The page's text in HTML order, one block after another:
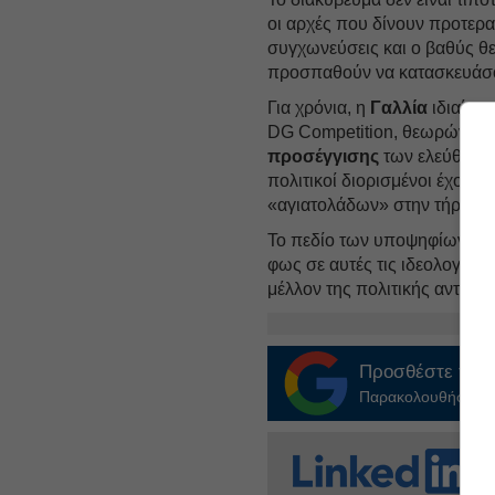
οι αρχές που δίνουν
συγχωνεύσεις και ο βαθύς
προσπαθούν να
Για χρόνια, η Γαλλία
DG Competition, θεωρώντας
προσέγγισης των
πολιτικοί διορισμένοι
«αγιατολάδων» στην τήρηση
Το πεδίο των υποψηφίων για
φως σε αυτές τις
μέλλον της πολιτικής
Προσθέστε το
Παρακολουθήστε